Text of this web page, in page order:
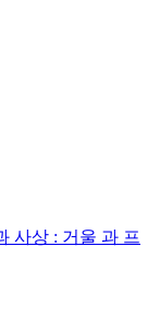
사상 : 거울 과 프